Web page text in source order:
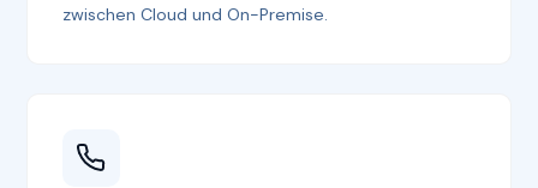
zwischen Cloud und On-Premise.